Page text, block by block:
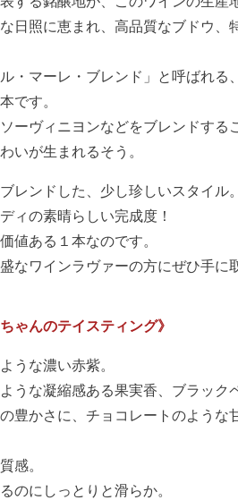
日照に恵まれ、高品質なブドウ、
・マーレ・ブレンド」と呼ばれ
です。
ーヴィニヨンなどをブレンドする
いが生まれるそう。
レンドした、少し珍しいスタイル。
ィの素晴らしい完成度！
値ある１本なのです。
なワインラヴァーの方にぜひ手に
ゃんのテイスティング》
うな濃い赤紫。
うな凝縮感ある果実香、ブラック
豊かさに、チョコレートのよう
感。
のにしっとりと滑らか。